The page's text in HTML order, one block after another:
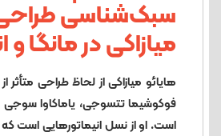
سبک‌شناسی
میازاکی در مانگا
هایائو میازاکی از لحاظ طراحی متأثر
فوکوشیما تتسوجی، یاماکاوا سوجی
است. او از نسل انیماتورهایی است